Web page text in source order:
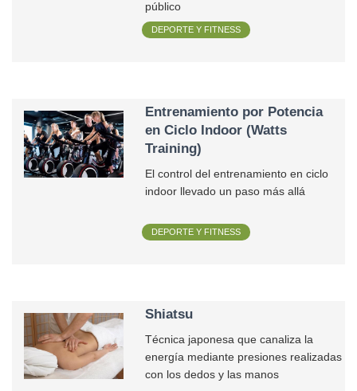
público
DEPORTE Y FITNESS
Entrenamiento por Potencia
en Ciclo Indoor (Watts
Training)
El control del entrenamiento en ciclo
indoor llevado un paso más allá
DEPORTE Y FITNESS
Shiatsu
Técnica japonesa que canaliza la
energía mediante presiones realizadas
con los dedos y las manos